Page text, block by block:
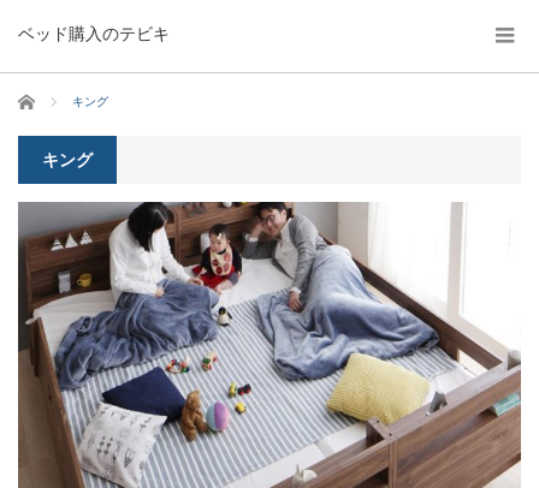
ベッド購入のテビキ
ホーム キング
キング